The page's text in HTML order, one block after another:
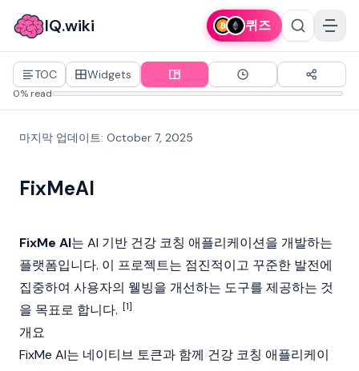
IQ.wiki 퀴즈
TOC Widgets
0% read
마지막 업데이트: October 7, 2025
FixMeAI
FixMe AI는 AI 기반 건강 코칭 애플리케이션을 개발하는
플랫폼입니다. 이 프로젝트는 점진적이고 꾸준한 발전에
집중하여 사용자의 웰빙을 개선하는 도구를 제공하는 것
을 목표로 합니다. [1]
개요
FixMe AI는 네이티브 토큰과 함께 건강 코칭 애플리케이